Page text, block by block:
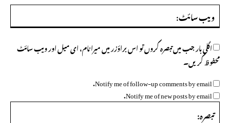
اگلی بار جب میں تبصرہ کروں تو اس براؤزر میں میرا نام، ای میل اور ویب سائٹ
محفوظ کریں۔
Notify me of follow-up comments by email.
Notify me of new posts by email.